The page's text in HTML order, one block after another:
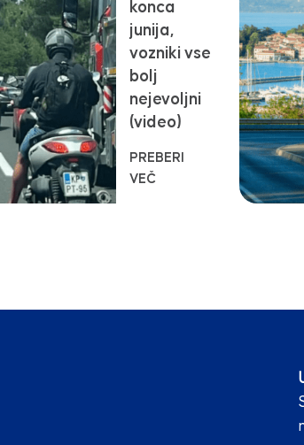
konca
junija,
vozniki vse
bolj
nejevoljni
(video)
PREBERI
VEČ